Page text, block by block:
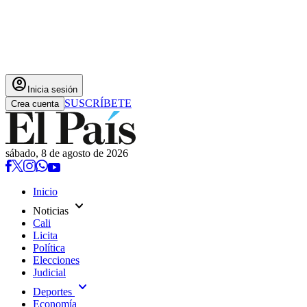
account_circle Inicia sesión
Crea cuenta SUSCRÍBETE
sábado, 8 de agosto de 2026
Inicio
Noticias expand_more
Cali
Licita
Política
Elecciones
Judicial
Deportes expand_more
Economía